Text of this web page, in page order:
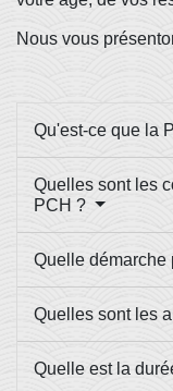
Nous vous
Qu'est-ce que la
Quelles sont les
PCH ?
Quelle démarche
Quelles sont les
Quelle est la